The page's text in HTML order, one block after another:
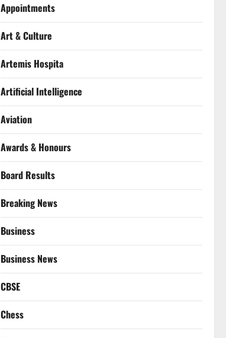
Appointments
Art & Culture
Artemis Hospita
Artificial Intelligence
Aviation
Awards & Honours
Board Results
Breaking News
Business
Business News
CBSE
Chess